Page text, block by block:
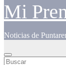
Mi
Noticias de